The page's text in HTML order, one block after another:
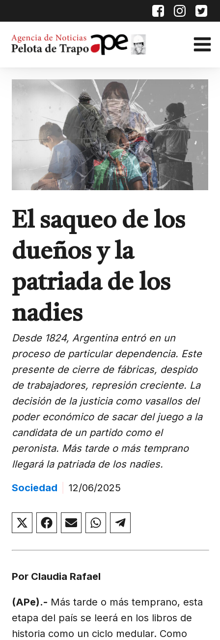
El saqueo de los
dueños y la
patriada de los
nadies
Desde 1824, Argentina entró en un
proceso de particular dependencia. Este
presente de cierre de fábricas, despido
de trabajadores, represión creciente. La
decisión de la justicia como vasallos del
poder económico de sacar del juego a la
candidata de un partido como el
peronista. Más tarde o más temprano
llegará la patriada de los nadies.
Sociedad
12/06/2025
Compartir
en
(Twitter)
Compartir
en
Compartir
en
Compartir
en
Compartir
en
Por Claudia Rafael
(APe).- Más tarde o más temprano, esta
etapa del país se leerá en los libros de
historia como un ciclo medular. Como